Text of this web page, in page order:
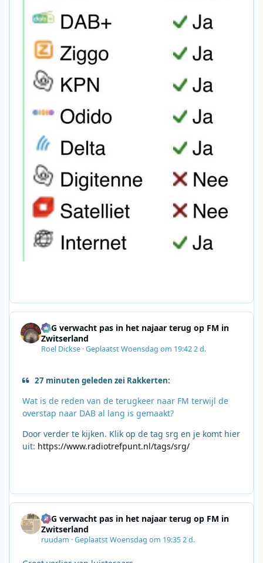
SRG verwacht pas in het najaar terug op FM in
Zwitserland
Roel Dickse ·GeplaatstWoensdag om 19:422 d.
27 minuten geleden zei Rakkerten:
Wat is de reden van de terugkeer naar FM terwijl de
overstap naar DAB al lang is gemaakt?
Door verder te kijken. Klik op de tag srg en je komt hier
uit: https://www.radiotrefpunt.nl/tags/srg/
SRG verwacht pas in het najaar terug op FM in
Zwitserland
ruudam ·GeplaatstWoensdag om 19:352 d.